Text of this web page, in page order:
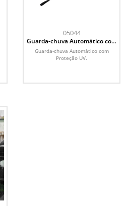
05044
Guarda-chuva Automático com
Proteção UV
Guarda-chuva Automático com
Proteção UV.